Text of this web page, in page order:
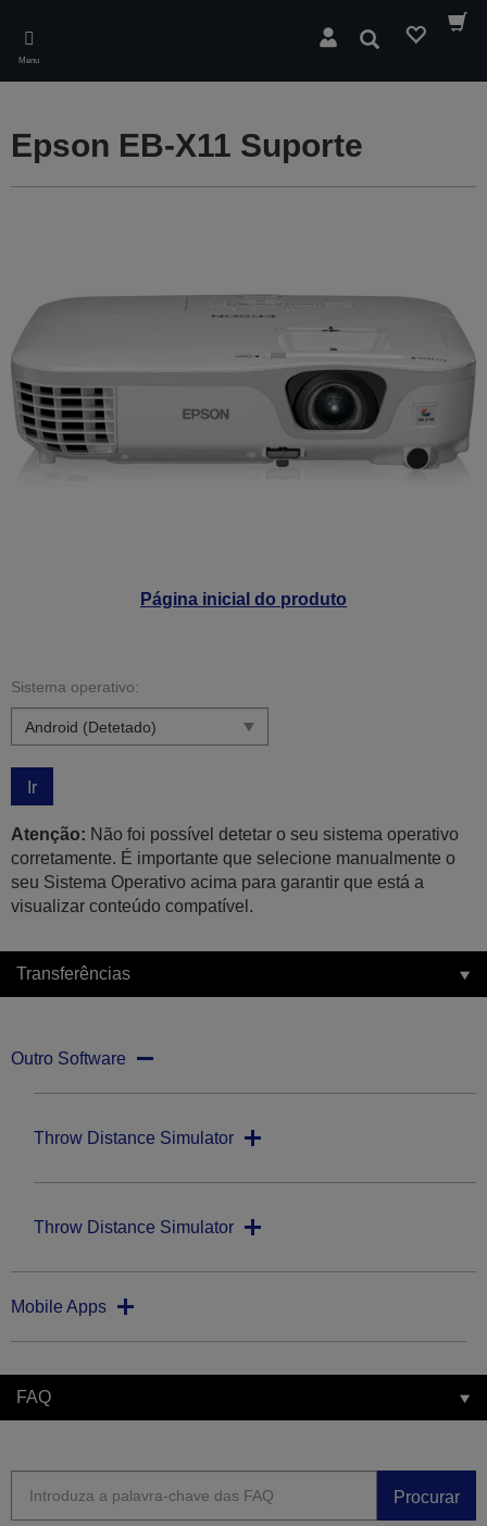
main
content
Menu
Pesquisar
Página inicial do produto
Epson EB-X11 Suporte
Sistema operativo:
Ir
Atenção: Não foi possível detetar o seu sistema operativo
corretamente. É importante que selecione manualmente o
seu Sistema Operativo acima para garantir que está a
visualizar conteúdo compatível.
Transferências
Outro Software
Throw Distance Simulator
Throw Distance Simulator
Mobile Apps
FAQ
Procurar